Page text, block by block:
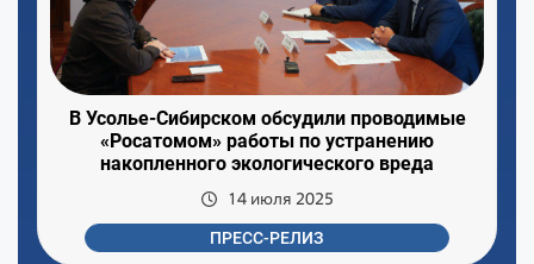
В Усолье-Сибирском обсудили проводимые
«Росатомом» работы по устранению
накопленного экологического вреда
14 июля 2025
ПРЕСС-РЕЛИЗ